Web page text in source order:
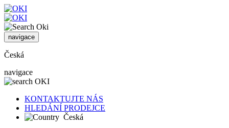
navigace
Česká
navigace
KONTAKTUJTE NÁS
HLEDÁNÍ PRODEJCE
Česká